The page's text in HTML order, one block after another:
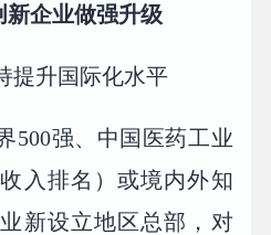
企业做强升级
升国际化水平
500强、中国医药工业
入排名）或境内外知
新设立地区总部，对